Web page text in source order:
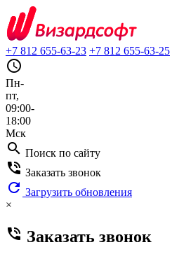
+7 812 655-63-23 +7 812 655-63-25
query_builder
Пн-
пт,
09:00-
18:00
Мск
search Поиск по сайту
phone_in_talk Заказать звонок
refresh Загрузить обновления
×
phone_in_talk Заказать звонок